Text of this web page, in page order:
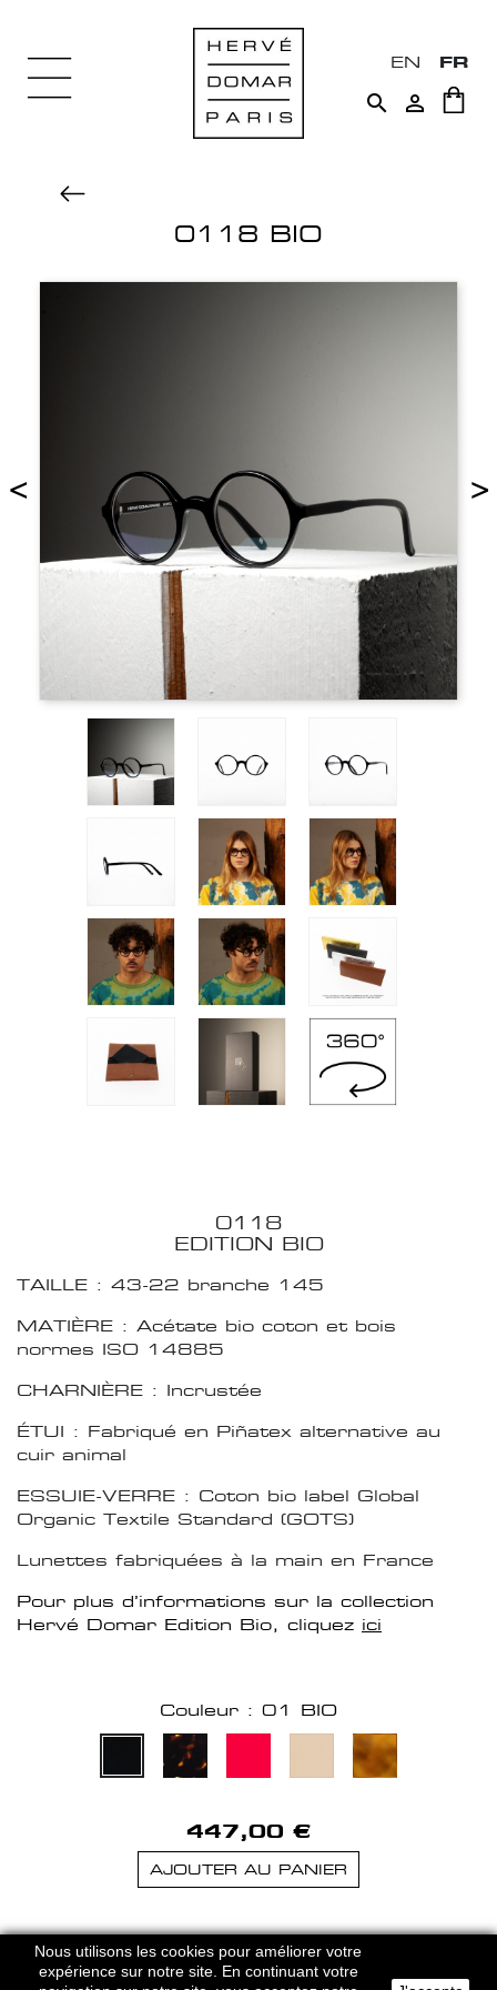
EN FR
 
0118 BIO
< >
0118
EDITION BIO
TAILLE : 43-22 branche 145
MATIÈRE : Acétate bio coton et bois
normes ISO 14885
CHARNIÈRE : Incrustée
ÉTUI : Fabriqué en Piñatex alternative au
cuir animal
ESSUIE-VERRE : Coton bio label Global
Organic Textile Standard (GOTS)
Lunettes fabriquées à la main en France
Pour plus d’informations sur la collection
Hervé Domar Edition Bio, cliquez ici
Couleur : 01 BIO
447,00 €
AJOUTER AU PANIER
MENTIONS LEGALES
Nous utilisons les cookies pour améliorer votre
expérience sur notre site. En continuant votre